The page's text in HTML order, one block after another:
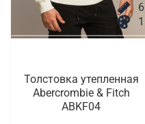
6
1
Толстовка утепленная
Abercrombie & Fitch
ABKF04